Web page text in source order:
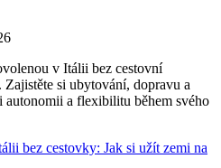
v Itálii bez cestovní
si ubytování, dopravu a
autonomii a flexibilitu během svého
bez cestovky: Jak si užít zemi na